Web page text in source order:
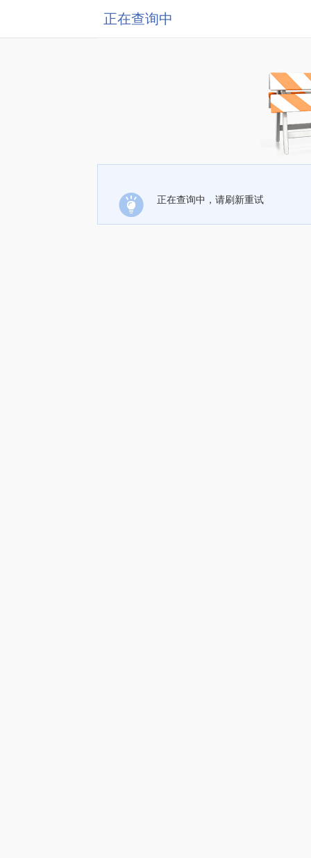
正在查询中
正在查询中，请刷新重试